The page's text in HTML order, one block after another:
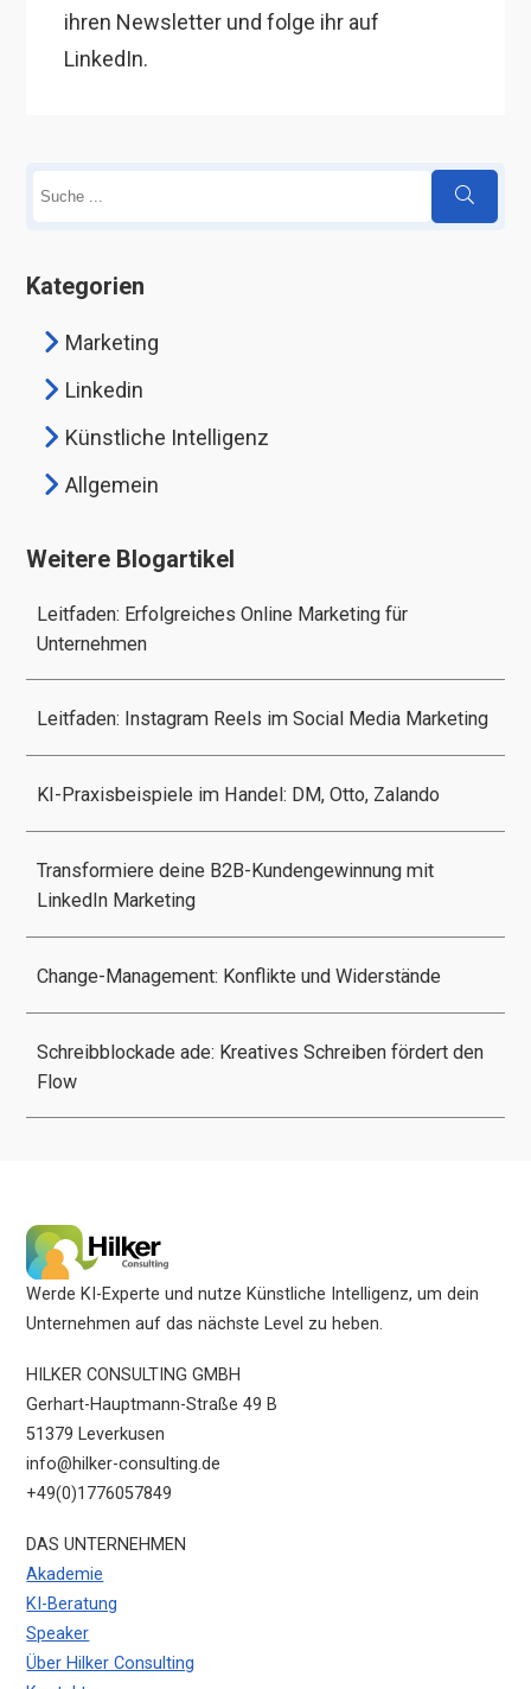
ihren Newsletter und folge ihr auf
LinkedIn.
Kategorien
Marketing
Linkedin
Künstliche Intelligenz
Allgemein
Weitere Blogartikel
Leitfaden: Erfolgreiches Online Marketing für
Unternehmen
Leitfaden: Instagram Reels im Social Media Marketing
KI-Praxisbeispiele im Handel: DM, Otto, Zalando
Transformiere deine B2B-Kundengewinnung mit
LinkedIn Marketing
Change-Management: Konflikte und Widerstände
Schreibblockade ade: Kreatives Schreiben fördert den
Flow
Werde KI-Experte und nutze Künstliche Intelligenz, um dein
Unternehmen auf das nächste Level zu heben.
HILKER CONSULTING GMBH
Gerhart-Hauptmann-Straße 49 B
51379 Leverkusen
info@hilker-consulting.de
+49(0)1776057849
DAS UNTERNEHMEN
Akademie
KI-Beratung
Speaker
Über Hilker Consulting